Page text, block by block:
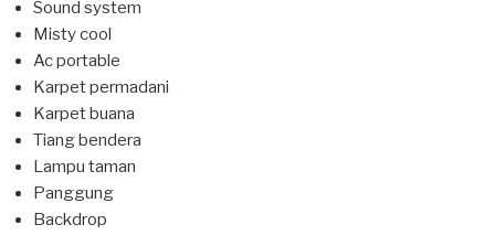
Sound system
Misty cool
Ac portable
Karpet permadani
Karpet buana
Tiang bendera
Lampu taman
Panggung
Backdrop